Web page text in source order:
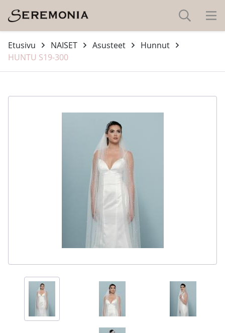
Etusivu NAISET Asusteet
Hunnut
HUNTU S19-300